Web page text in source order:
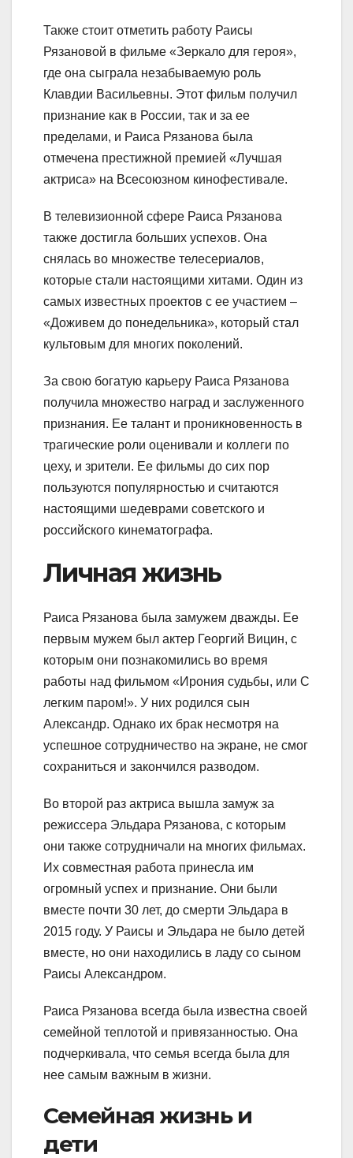
Также стоит отметить работу Раисы
Рязановой в фильме «Зеркало для героя»,
где она сыграла незабываемую роль
Клавдии Васильевны. Этот фильм получил
признание как в России, так и за ее
пределами, и Раиса Рязанова была
отмечена престижной премией «Лучшая
актриса» на Всесоюзном кинофестивале.
В телевизионной сфере Раиса Рязанова
также достигла больших успехов. Она
снялась во множестве телесериалов,
которые стали настоящими хитами. Один из
самых известных проектов с ее участием –
«Доживем до понедельника», который стал
культовым для многих поколений.
За свою богатую карьеру Раиса Рязанова
получила множество наград и заслуженного
признания. Ее талант и проникновенность в
трагические роли оценивали и коллеги по
цеху, и зрители. Ее фильмы до сих пор
пользуются популярностью и считаются
настоящими шедеврами советского и
российского кинематографа.
Личная жизнь
Раиса Рязанова была замужем дважды. Ее
первым мужем был актер Георгий Вицин, с
которым они познакомились во время
работы над фильмом «Ирония судьбы, или С
легким паром!». У них родился сын
Александр. Однако их брак несмотря на
успешное сотрудничество на экране, не смог
сохраниться и закончился разводом.
Во второй раз актриса вышла замуж за
режиссера Эльдара Рязанова, с которым
они также сотрудничали на многих фильмах.
Их совместная работа принесла им
огромный успех и признание. Они были
вместе почти 30 лет, до смерти Эльдара в
2015 году. У Раисы и Эльдара не было детей
вместе, но они находились в ладу со сыном
Раисы Александром.
Раиса Рязанова всегда была известна своей
семейной теплотой и привязанностью. Она
подчеркивала, что семья всегда была для
нее самым важным в жизни.
Семейная жизнь и
дети